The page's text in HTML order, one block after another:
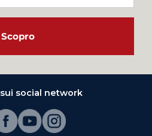
Scopro
social network